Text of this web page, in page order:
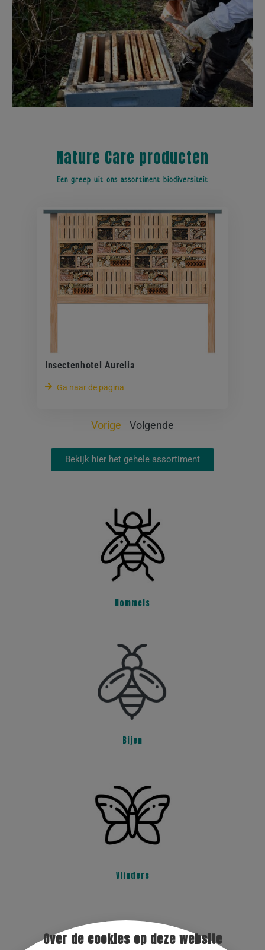
Over de cookies op deze website
Nature Care producten
Een greep uit ons assortiment biodiversiteit
Insectenhotel Aurelia
Ga naar de pagina
Vorige Volgende
Bekijk hier het gehele assortiment
Hommels
Bijen
Vlinders